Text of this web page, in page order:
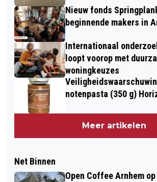
Nieuw fonds
beginnende makers in
Internationaal
loopt voorop met
woningkeuzes
notenpasta (350 g)
Meer artikelen
Net Binnen
Open Coffee Arnhem